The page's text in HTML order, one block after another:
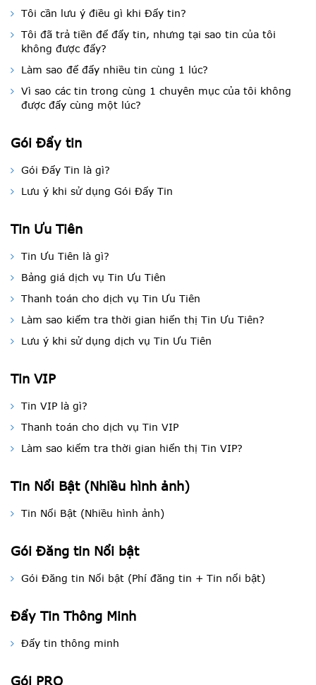
Tôi cần lưu ý điều gì khi Đẩy tin?
Tôi đã trả tiền để đẩy tin, nhưng tại sao tin của tôi
không được đẩy?
Làm sao để đẩy nhiều tin cùng 1 lúc?
Vì sao các tin trong cùng 1 chuyên mục của tôi không
được đẩy cùng một lúc?
Gói Đẩy tin
Gói Đẩy Tin là gì?
Lưu ý khi sử dụng Gói Đẩy Tin
Tin Ưu Tiên
Tin Ưu Tiên là gì?
Bảng giá dịch vụ Tin Ưu Tiên
Thanh toán cho dịch vụ Tin Ưu Tiên
Làm sao kiểm tra thời gian hiển thị Tin Ưu Tiên?
Lưu ý khi sử dụng dịch vụ Tin Ưu Tiên
Tin VIP
Tin VIP là gì?
Thanh toán cho dịch vụ Tin VIP
Làm sao kiểm tra thời gian hiển thị Tin VIP?
Tin Nổi Bật (Nhiều hình ảnh)
Tin Nổi Bật (Nhiều hình ảnh)
Gói Đăng tin Nổi bật
Gói Đăng tin Nổi bật (Phí đăng tin + Tin nổi bật)
Đẩy Tin Thông Minh
Đẩy tin thông minh
Gói PRO